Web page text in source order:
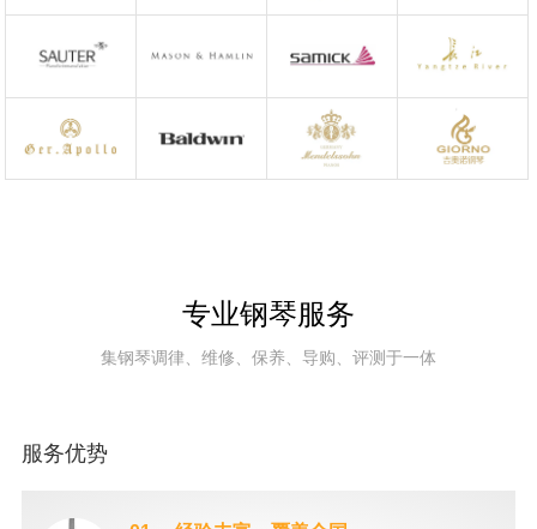
专业钢琴服务
集钢琴调律、维修、保养、导购、评测于一体
服务优势